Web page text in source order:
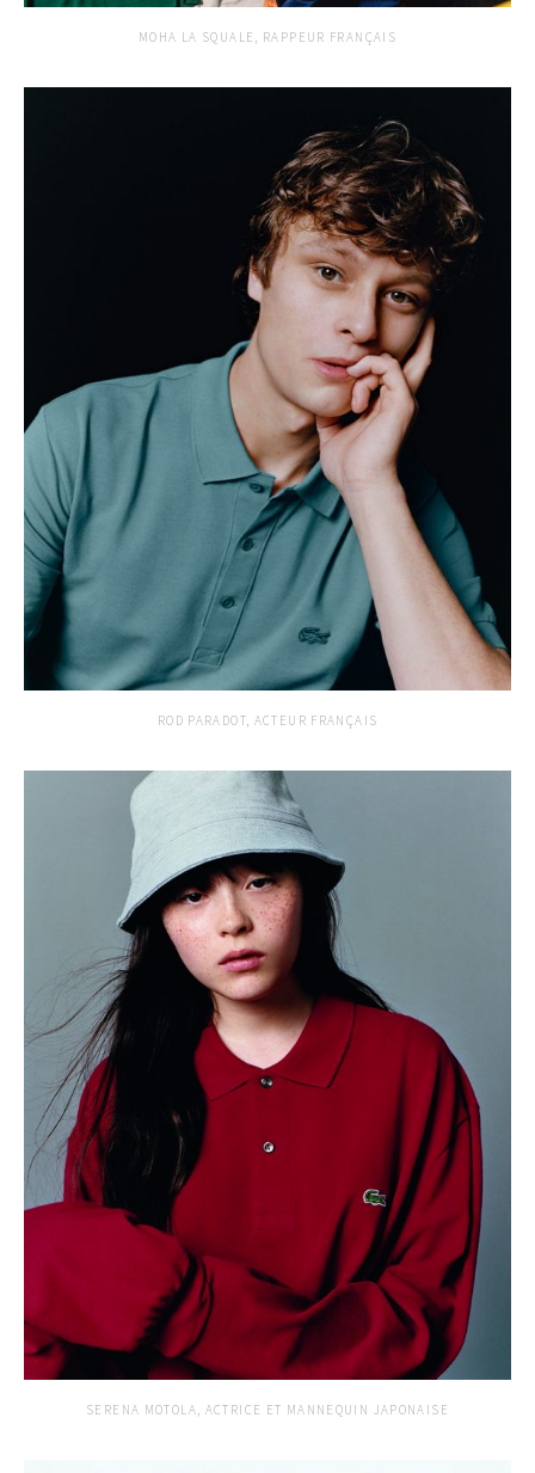
MOHA LA SQUALE, RAPPEUR FRANÇAIS
ROD PARADOT, ACTEUR FRANÇAIS
SERENA MOTOLA, ACTRICE ET MANNEQUIN JAPONAISE